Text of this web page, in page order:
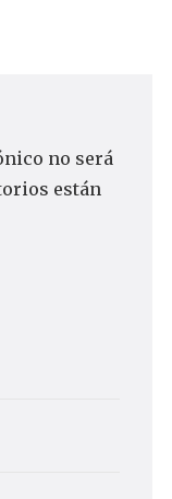
no será
están